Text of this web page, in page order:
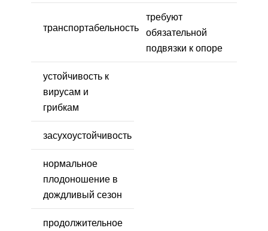
транспортабельность
требуют
обязательной
подвязки к опоре
устойчивость к
вирусам и
грибкам
засухоустойчивость
нормальное
плодоношение в
дождливый сезон
продолжительное